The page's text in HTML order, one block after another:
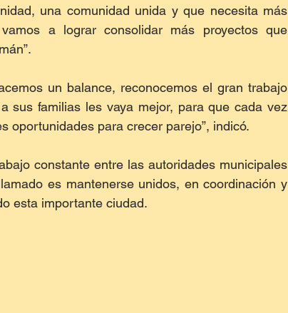
una comunidad unida y que necesita más
a lograr consolidar más proyectos que
un balance, reconocemos el gran trabajo
sus familias les vaya mejor, para que cada vez
oportunidades para crecer parejo”, indicó.
constante entre las autoridades municipales
es mantenerse unidos, en coordinación y
esta importante ciudad.